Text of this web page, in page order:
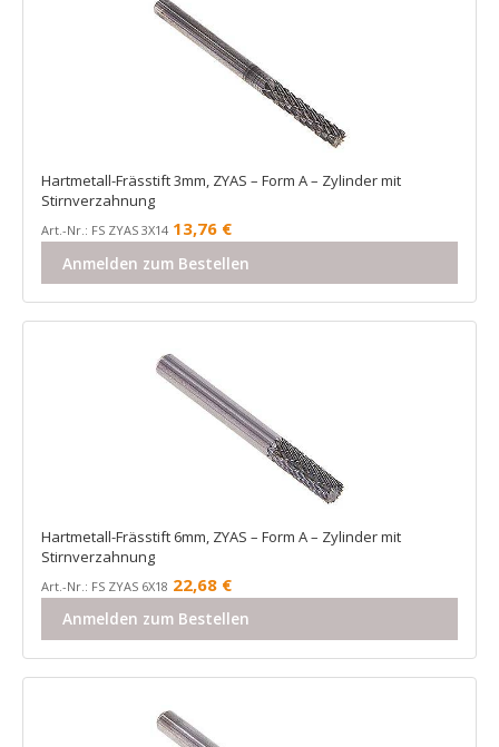
Hartmetall-Frässtift 3mm, ZYAS – Form A – Zylinder mit
Stirnverzahnung
Art.-Nr.: FS ZYAS 3X14 13,76 €
Anmelden zum Bestellen
Hartmetall-Frässtift 6mm, ZYAS – Form A – Zylinder mit
Stirnverzahnung
Art.-Nr.: FS ZYAS 6X18 22,68 €
Anmelden zum Bestellen